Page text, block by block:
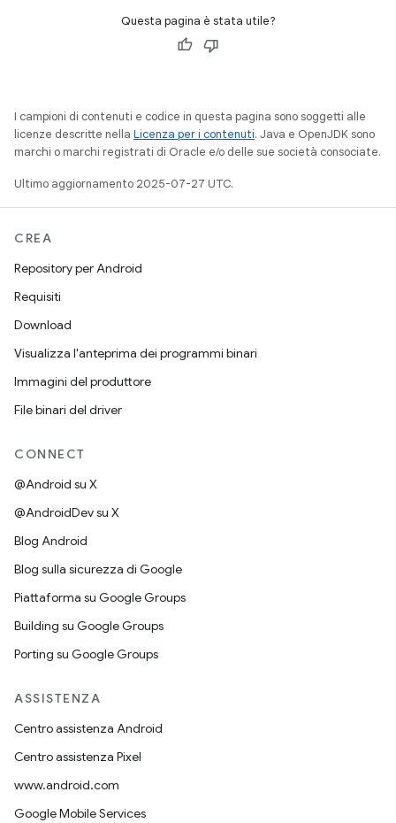
Questa pagina è stata utile?
I campioni di contenuti e codice in questa pagina sono soggetti alle
licenze descritte nella Licenza per i contenuti. Java e OpenJDK sono
marchi o marchi registrati di Oracle e/o delle sue società consociate.
Ultimo aggiornamento 2025-07-27 UTC.
CREA
Repository per Android
Requisiti
Download
Visualizza l'anteprima dei programmi binari
Immagini del produttore
File binari del driver
CONNECT
@Android su X
@AndroidDev su X
Blog Android
Blog sulla sicurezza di Google
Piattaforma su Google Groups
Building su Google Groups
Porting su Google Groups
ASSISTENZA
Centro assistenza Android
Centro assistenza Pixel
www.android.com
Google Mobile Services